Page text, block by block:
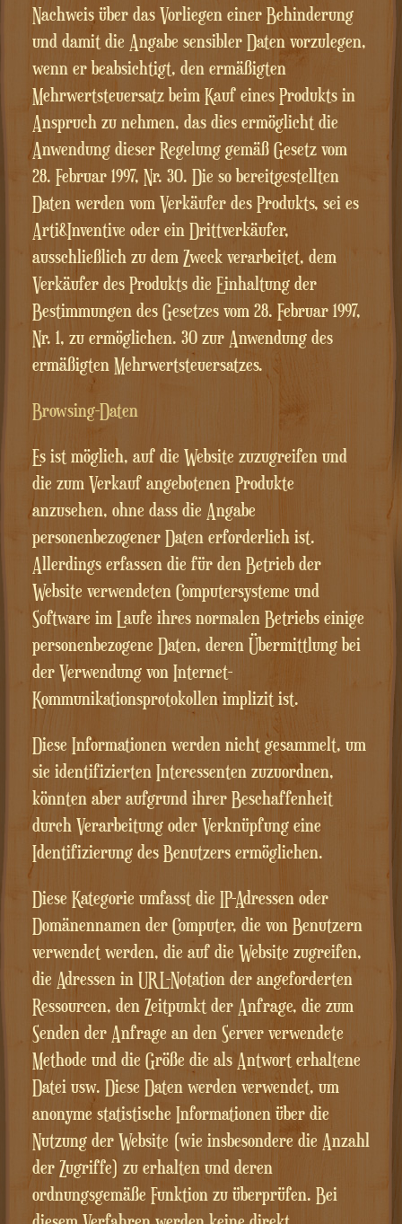
Nachweis über das Vorliegen einer Behinderung
und damit die Angabe sensibler Daten vorzulegen,
wenn er beabsichtigt, den ermäßigten
Mehrwertsteuersatz beim Kauf eines Produkts in
Anspruch zu nehmen, das dies ermöglicht die
Anwendung dieser Regelung gemäß Gesetz vom
28. Februar 1997, Nr. 30. Die so bereitgestellten
Daten werden vom Verkäufer des Produkts, sei es
Arti&Inventive oder ein Drittverkäufer,
ausschließlich zu dem Zweck verarbeitet, dem
Verkäufer des Produkts die Einhaltung der
Bestimmungen des Gesetzes vom 28. Februar 1997,
Nr. 1, zu ermöglichen. 30 zur Anwendung des
ermäßigten Mehrwertsteuersatzes.
Browsing-Daten
Es ist möglich, auf die Website zuzugreifen und
die zum Verkauf angebotenen Produkte
anzusehen, ohne dass die Angabe
personenbezogener Daten erforderlich ist.
Allerdings erfassen die für den Betrieb der
Website verwendeten Computersysteme und
Software im Laufe ihres normalen Betriebs einige
personenbezogene Daten, deren Übermittlung bei
der Verwendung von Internet-
Kommunikationsprotokollen implizit ist.
Diese Informationen werden nicht gesammelt, um
sie identifizierten Interessenten zuzuordnen,
könnten aber aufgrund ihrer Beschaffenheit
durch Verarbeitung oder Verknüpfung eine
Identifizierung des Benutzers ermöglichen.
Diese Kategorie umfasst die IP-Adressen oder
Domänennamen der Computer, die von Benutzern
verwendet werden, die auf die Website zugreifen,
die Adressen in URL-Notation der angeforderten
Ressourcen, den Zeitpunkt der Anfrage, die zum
Senden der Anfrage an den Server verwendete
Methode und die Größe die als Antwort erhaltene
Datei usw. Diese Daten werden verwendet, um
anonyme statistische Informationen über die
Nutzung der Website (wie insbesondere die Anzahl
der Zugriffe) zu erhalten und deren
ordnungsgemäße Funktion zu überprüfen. Bei